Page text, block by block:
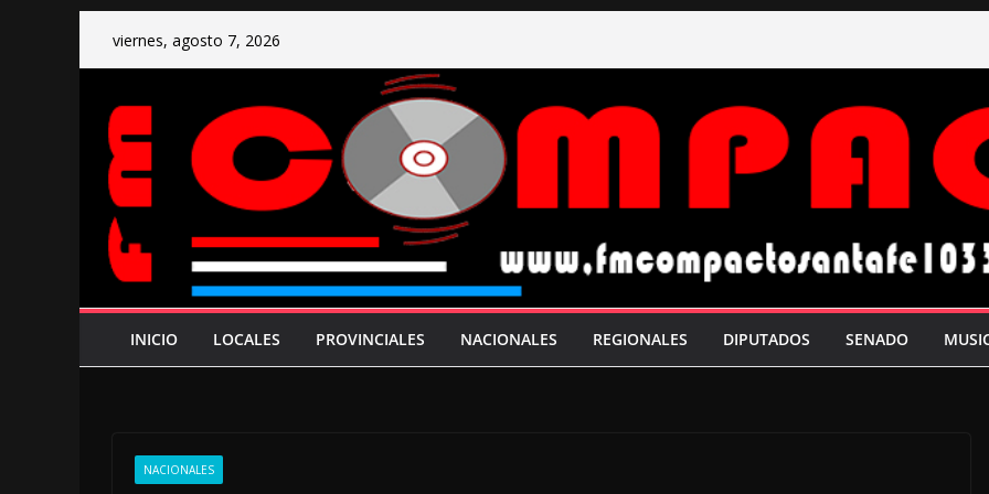
viernes, agosto 7, 2026
INICIO LOCALES PROVINCIALES NACIONALES REGIONALES DIPUTADOS SENADO
NACIONALES